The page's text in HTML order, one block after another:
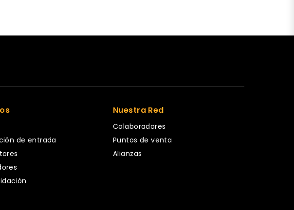
de entrada
Nuestra Red
Colaboradores
Puntos de venta
Alianzas